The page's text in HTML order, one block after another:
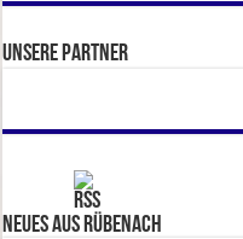
Unsere Partner
Neues aus Rübenach